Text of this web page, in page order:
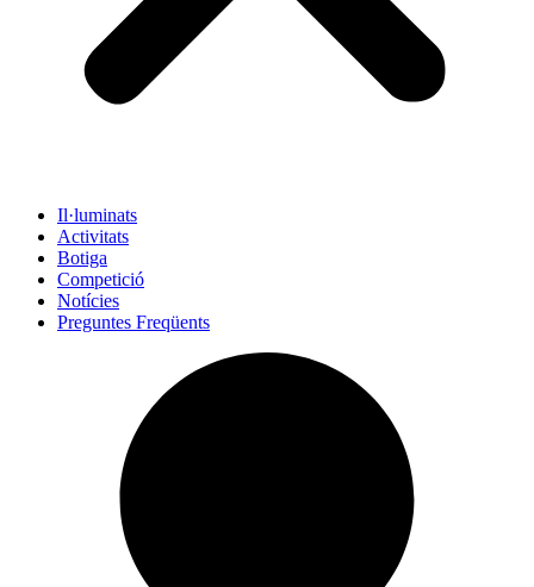
Il·luminats
Activitats
Botiga
Competició
Notícies
Preguntes Freqüents